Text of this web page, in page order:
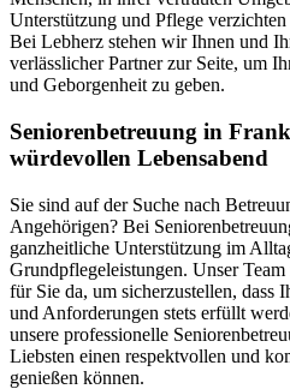
Unterstützung und Pflege
Bei Lebherz stehen wir Ihnen und
verlässlicher Partner zur Seite, um
und Geborgenheit zu geben.
Senioren­betreuung in
würdevollen Lebensabend
Sie sind auf der Suche nach
Angehörigen? Bei
ganzheitliche Unterstützung im
Grundpflegeleistungen. Unser
für Sie da, um sicherzustellen, dass
und Anforderungen stets erfüllt
unsere professionelle
Liebsten einen respektvollen und
genießen können.